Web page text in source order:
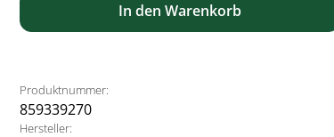
In den Warenkorb
Produktnummer:
859339270
Hersteller: